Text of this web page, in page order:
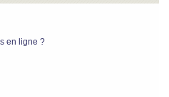
en ligne ?